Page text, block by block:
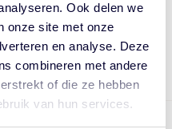
Ook delen we
onze site met onze
en analyse. Deze
combineren met andere
of die ze hebben
van hun services.
Smooth Conditioner voor het